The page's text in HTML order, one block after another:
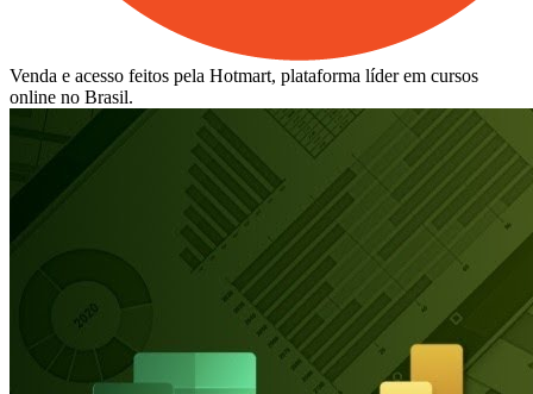
Venda e acesso feitos pela Hotmart, plataforma líder em cursos
online no Brasil.